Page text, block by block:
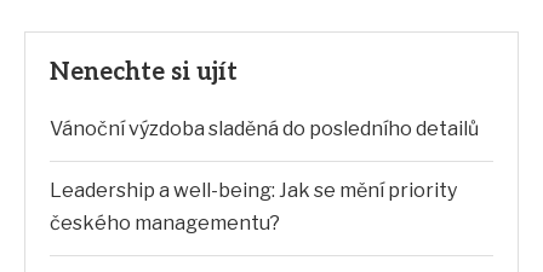
Nenechte si ujít
Vánoční výzdoba sladěná do posledního detailů
Leadership a well-being: Jak se mění priority
českého managementu?